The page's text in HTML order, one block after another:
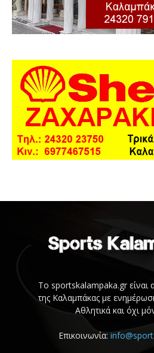
Το sportskalampaka.gr είναι
της Καλαμπάκας με
Αθλητικά και όχι
Επικοινωνία: